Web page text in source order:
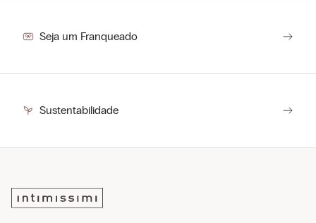
Seja um Franqueado
Sustentabilidade